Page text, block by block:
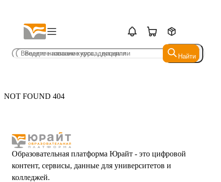
Найти
Найти
NOT FOUND 404
Образовательная платформа Юрайт - это цифровой
контент, сервисы, данные для университетов и
колледжей.